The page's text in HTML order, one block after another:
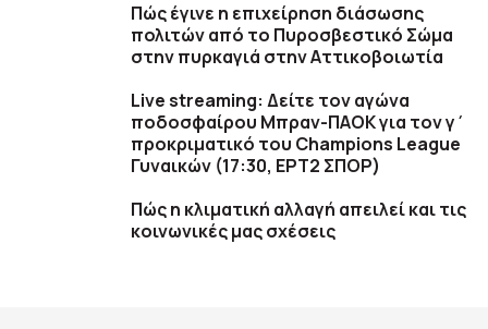
Πώς έγινε η επιχείρηση διάσωσης
πολιτών από το Πυροσβεστικό Σώμα
στην πυρκαγιά στην Αττικοβοιωτία
Live streaming: Δείτε τον αγώνα
ποδοσφαίρου Μπραν-ΠΑΟΚ για τον γ΄
προκριματικό του Champions League
Γυναικών (17:30, ΕΡΤ2 ΣΠΟΡ)
Πώς η κλιματική αλλαγή απειλεί και τις
κοινωνικές μας σχέσεις